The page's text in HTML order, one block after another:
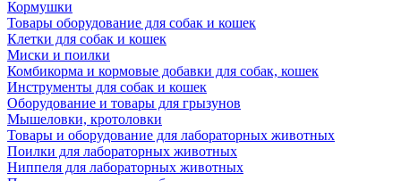
Кормушки
Товары оборудование для собак и кошек
Клетки для собак и кошек
Миски и поилки
Комбикорма и кормовые добавки для собак, кошек
Инструменты для собак и кошек
Оборудование и товары для грызунов
Мышеловки, кротоловки
Товары и оборудование для лабораторных животных
Поилки для лабораторных животных
Ниппеля для лабораторных животных